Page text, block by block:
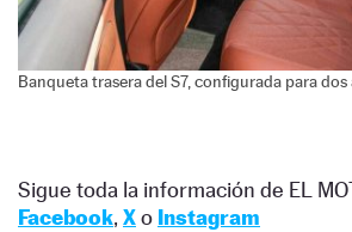
Banqueta trasera del S7, configurada para
Sigue toda la información de EL
Facebook, Xo Instagram